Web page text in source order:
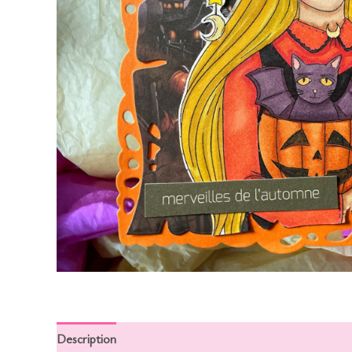
Description